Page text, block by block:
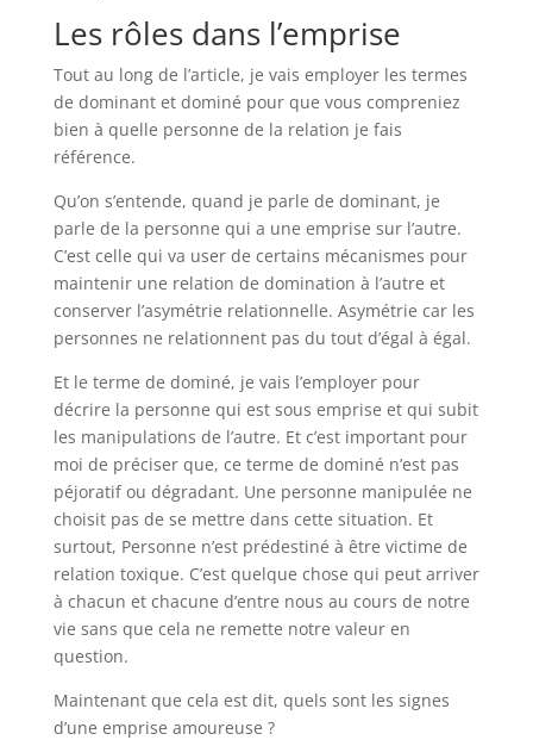
Les rôles dans l’emprise
Tout au long de l’article, je vais employer les termes
de dominant et dominé pour que vous compreniez
bien à quelle personne de la relation je fais
référence.
Qu’on s’entende, quand je parle de dominant, je
parle de la personne qui a une emprise sur l’autre.
C’est celle qui va user de certains mécanismes pour
maintenir une relation de domination à l’autre et
conserver l’asymétrie relationnelle. Asymétrie car les
personnes ne relationnent pas du tout d’égal à égal.
Et le terme de dominé, je vais l’employer pour
décrire la personne qui est sous emprise et qui subit
les manipulations de l’autre. Et c’est important pour
moi de préciser que, ce terme de dominé n’est pas
péjoratif ou dégradant. Une personne manipulée ne
choisit pas de se mettre dans cette situation. Et
surtout, Personne n’est prédestiné à être victime de
relation toxique. C’est quelque chose qui peut arriver
à chacun et chacune d’entre nous au cours de notre
vie sans que cela ne remette notre valeur en
question.
Maintenant que cela est dit, quels sont les signes
d’une emprise amoureuse ?